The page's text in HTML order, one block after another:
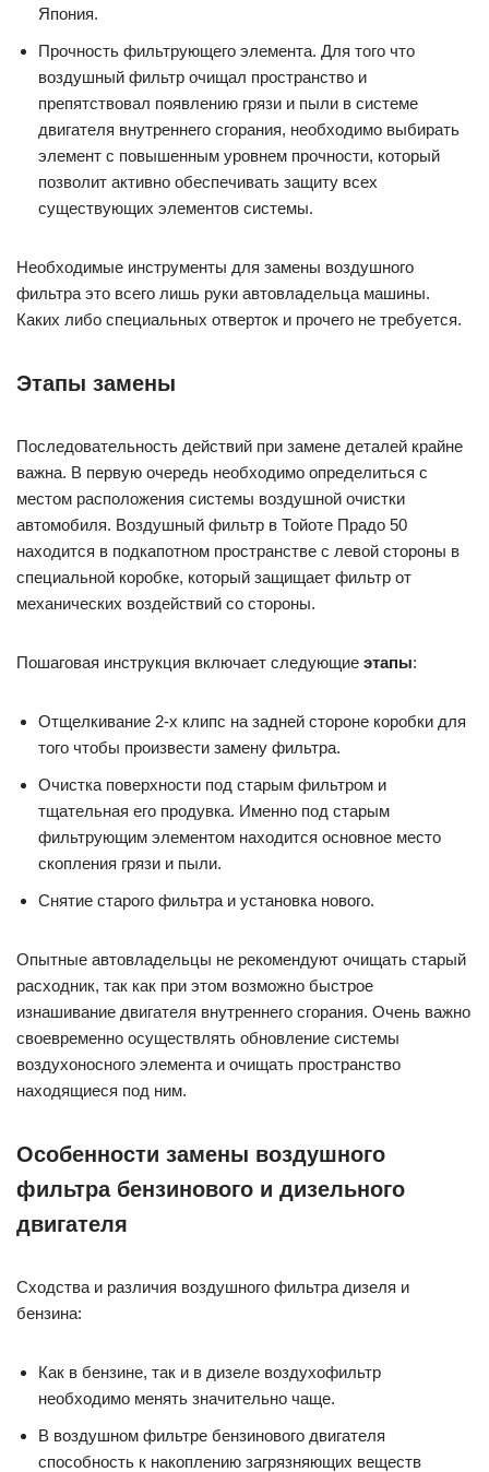
Япония.
Прочность фильтрующего элемента. Для того что
воздушный фильтр очищал пространство и
препятствовал появлению грязи и пыли в системе
двигателя внутреннего сгорания, необходимо выбирать
элемент с повышенным уровнем прочности, который
позволит активно обеспечивать защиту всех
существующих элементов системы.
Необходимые инструменты для замены воздушного
фильтра это всего лишь руки автовладельца машины.
Каких либо специальных отверток и прочего не требуется.
Этапы замены
Последовательность действий при замене деталей крайне
важна. В первую очередь необходимо определиться с
местом расположения системы воздушной очистки
автомобиля. Воздушный фильтр в Тойоте Прадо 50
находится в подкапотном пространстве с левой стороны в
специальной коробке, который защищает фильтр от
механических воздействий со стороны.
Пошаговая инструкция включает следующие этапы:
Отщелкивание 2-х клипс на задней стороне коробки для
того чтобы произвести замену фильтра.
Очистка поверхности под старым фильтром и
тщательная его продувка. Именно под старым
фильтрующим элементом находится основное место
скопления грязи и пыли.
Снятие старого фильтра и установка нового.
Опытные автовладельцы не рекомендуют очищать старый
расходник, так как при этом возможно быстрое
изнашивание двигателя внутреннего сгорания. Очень важно
своевременно осуществлять обновление системы
воздухоносного элемента и очищать пространство
находящиеся под ним.
Особенности замены воздушного
фильтра бензинового и дизельного
двигателя
Сходства и различия воздушного фильтра дизеля и
бензина:
Как в бензине, так и в дизеле воздухофильтр
необходимо менять значительно чаще.
В воздушном фильтре бензинового двигателя
способность к накоплению загрязняющих веществ